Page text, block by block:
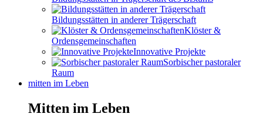
Bildungsstätten in anderer Trägerschaft
Klöster &
Ordensgemeinschaften
Innovative Projekte
Sorbischer pastoraler
Raum
mitten im Leben
Mitten im Leben